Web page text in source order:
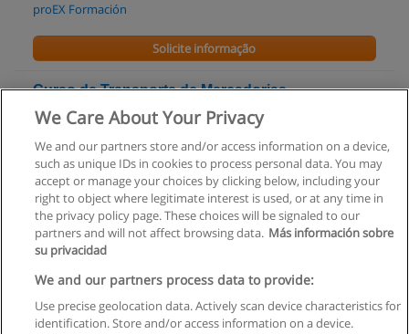
proEX Formación
Solicite informação
Curso de Transporte de Mercadorias -
Capacidade Profissional
Solicite informação
Regras de uso
Privacidade de dados
We Care About Your Privacy
We and our partners store and/or access information on a device,
such as unique IDs in cookies to process personal data. You may
accept or manage your choices by clicking below, including your
right to object where legitimate interest is used, or at any time in
the privacy policy page. These choices will be signaled to our
partners and will not affect browsing data. Más información sobre
su privacidad
We and our partners process data to provide:
Use precise geolocation data. Actively scan device characteristics for
identification. Store and/or access information on a device.